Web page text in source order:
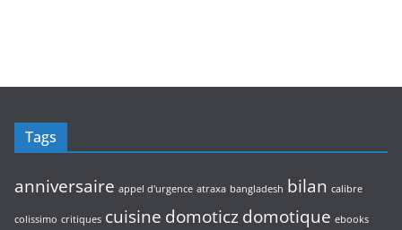
Tags
anniversaire appel d'urgence atraxa bangladesh bilan calibre
colissimo critiques cuisine domoticzdomotique ebooks